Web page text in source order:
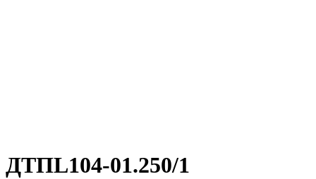
ДТПL104-01.250/1